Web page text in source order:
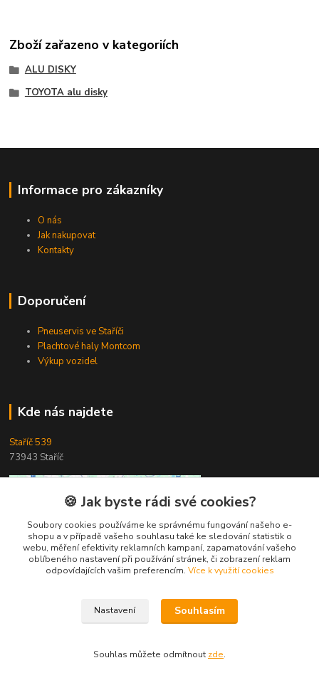
Zboží zařazeno v kategoriích
ALU DISKY
TOYOTA alu disky
Informace pro zákazníky
O nás
Jak nakupovat
Kontakty
Doporučení
Pneuservis ve Staříči
Plachtové haly Montcom
Výkup vozidel
Kde nás najdete
Staříč 539
73943 Staříč
🍪 Jak byste rádi své cookies?
Soubory cookies používáme ke správnému fungování našeho e-
shopu a v případě vašeho souhlasu také ke sledování statistik o
webu, měření efektivity reklamních kampaní, zapamatování vašeho
oblíbeného nastavení při používání stránek, či zobrazení reklam
odpovídajících vašim preferencím. Více k využití cookies
Nastavení Souhlasím
Souhlas můžete odmítnout zde.